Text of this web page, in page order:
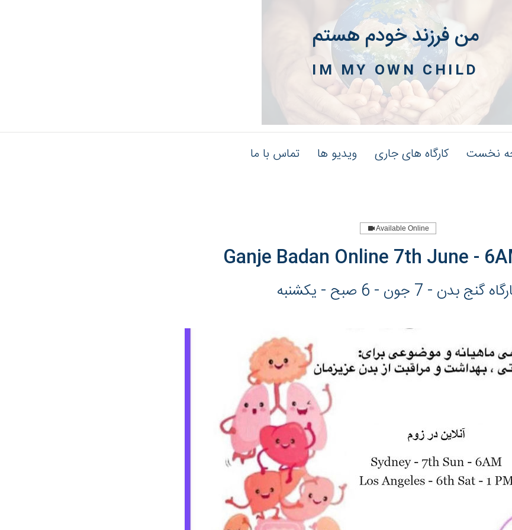
من فرزند خودم هستم
IM MY OWN CHILD
تماس با ما ویدیو ها کارگاه های جاری نخست
Available Online
Ganje Badan Online 7th June -
گنج بدن - 7 جون - 6 صبح - یکشنبه